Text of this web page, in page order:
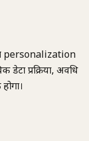
personalization
डेटा प्रक्रिया, अवधि